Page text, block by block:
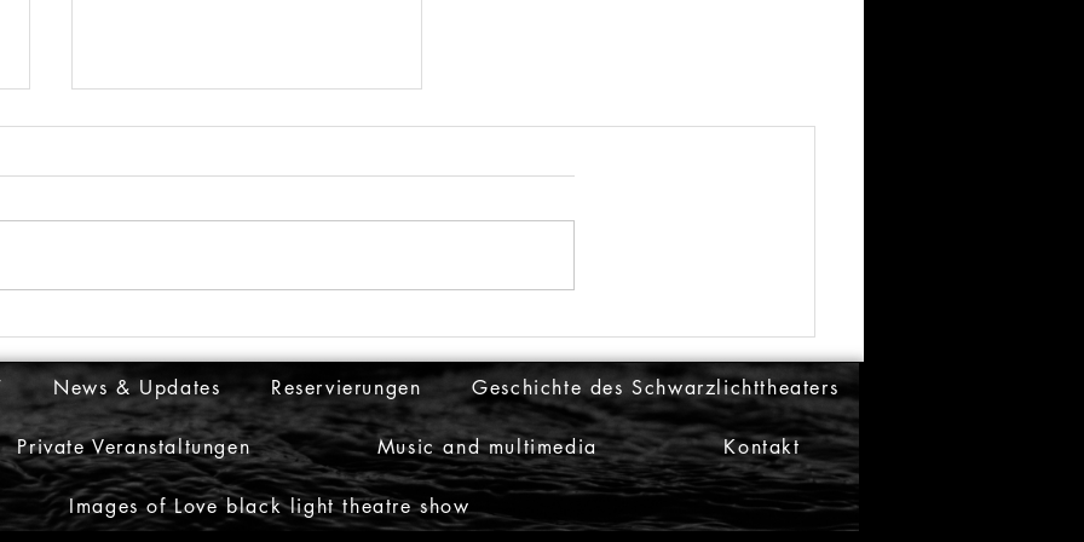
Schwarzlichttheater in Prag
2026
News & Updates Reservierungen Geschichte des Schwarzlichttheaters
Private Veranstaltungen Music and multimedia Kontakt
Images of Love black light theatre show